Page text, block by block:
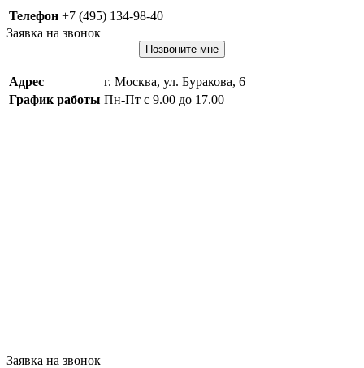
Телефон +7 (495) 134-98-40
Заявка на звонок
Позвоните мне
Адрес
г. Москва, ул. Буракова, 6
График работы Пн-Пт с 9.00 до 17.00
Заявка на звонок